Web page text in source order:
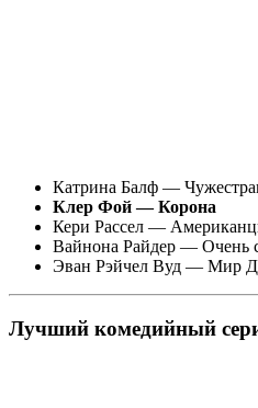
Катрина Балф —
Клер Фой — Корона
Кери Рассел —
Вайнона Райдер — Очень
Эван Рэйчел Вуд — Мир
Лучший комедийный